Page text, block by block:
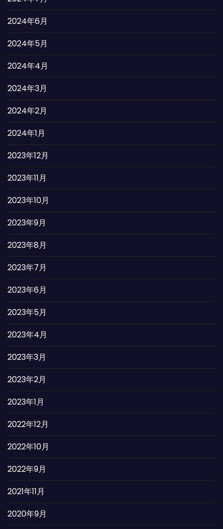
2024年6月
2024年5月
2024年4月
2024年3月
2024年2月
2024年1月
2023年12月
2023年11月
2023年10月
2023年9月
2023年8月
2023年7月
2023年6月
2023年5月
2023年4月
2023年3月
2023年2月
2023年1月
2022年12月
2022年10月
2022年9月
2021年11月
2020年9月